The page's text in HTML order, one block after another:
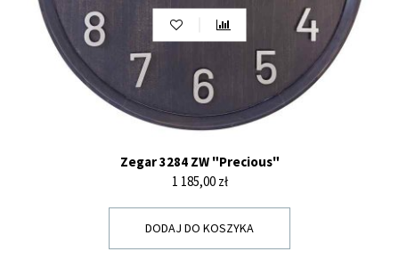
Zegar 3284 ZW "Precious"
Cena
1 185,00 zł
DODAJ DO KOSZYKA